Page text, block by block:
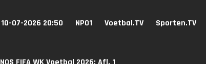
10-07-2026 20:50 NPO1 Voetbal.TV Sporten.TV